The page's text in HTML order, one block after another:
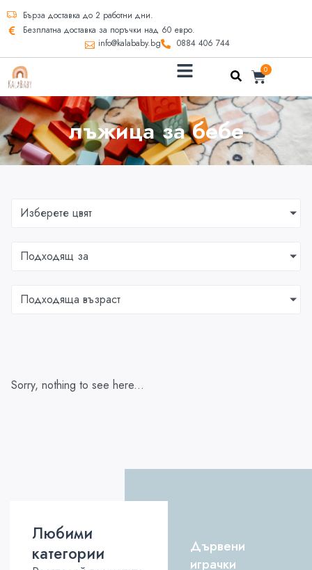
Бърза доставка до 2 работни дни.
Безплатна доставка за поръчки над 60 евро.
info@kalababy.bg
0884 406 744
0
лъжица за бебе
Изберете цвят
Подходящ за
Подходяща възраст
Sorry, nothing to see here...
Любими
категории
Дървени
играчки